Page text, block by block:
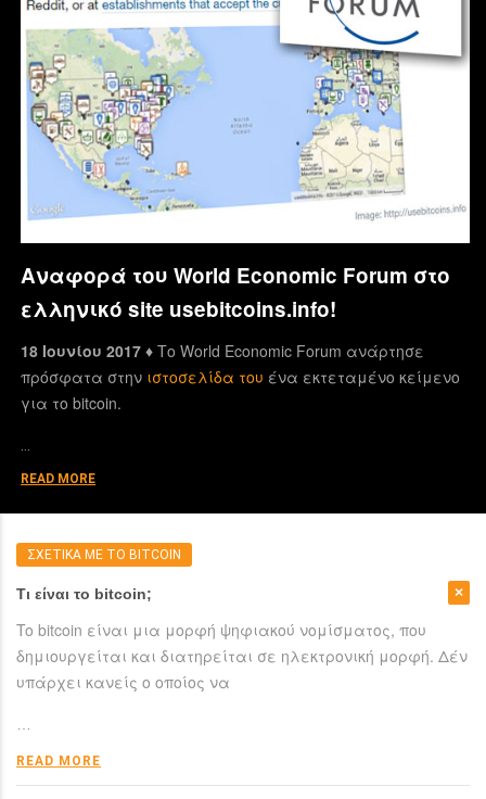
Αναφορά του World Economic Forum στο
ελληνικό site usebitcoins.info!
18 Ιουνίου 2017 ♦Το World Economic Forum ανάρτησε
πρόσφατα στην ιστοσελίδα του ένα εκτεταμένο κείμενο
για το bitcoin.
READ MORE
ΣΧΕΤΙΚΑ ΜΕ ΤΟ BITCOIN
Τι είναι το bitcoin;
To bitcoin είναι μια μορφή ψηφιακού νομίσματος, που
δημιουργείται και διατηρείται σε ηλεκτρονική μορφή. Δέν
υπάρχει κανείς ο οποίος να
…
READ MORE